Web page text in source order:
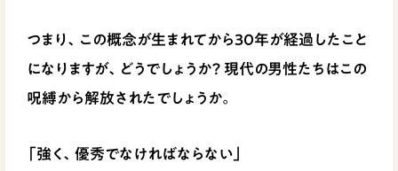
つまり、この概念が生まれてから30年が経過したこと
になりますが、どうでしょうか？ 現代の男性たちはこの
呪縛から解放されたでしょうか。
「強く、優秀でなければならない」